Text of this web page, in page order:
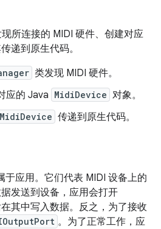
所连接的 MIDI 硬件、创建对应
递到原生代码。
类发现 MIDI 硬件。
应的 Java MidiDevice 对象。
MidiDevice 传递到原生代码。
于应用。它们代表 MIDI 设备上的
发送到设备，应用会打开
在其中写入数据。反之，为了接收
。为了正常工作，应